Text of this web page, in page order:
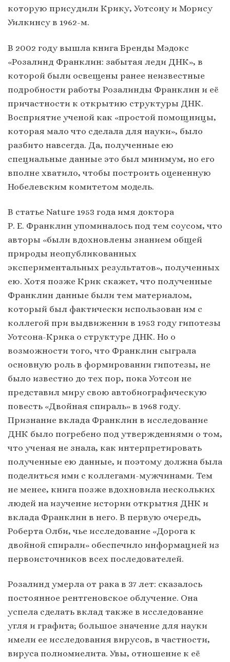
которую присудили Крику, Уотсону и Морису
Уилкинсу в 1962-м.
В 2002 году вышла книга Бренды Мэдокс
«Розалинд Франклин: забытая леди ДНК», в
которой были освещены ранее неизвестные
подробности работы Розалинды Франклин и её
причастности к открытию структуры ДНК.
Восприятие ученой как «простой помощницы,
которая мало что сделала для науки», было
разбито навсегда. Да, полученные ею
специальные данные это был минимум, но его
вполне хватило, чтобы построить оцененную
Нобелевским комитетом модель.
В статье Nature 1953 года имя доктора
Р. Е. Франклин упоминалось под тем соусом, что
авторы «были вдохновлены знанием общей
природы неопубликованных
экспериментальных результатов», полученных
ею. Хотя позже Крик скажет, что полученные
Франклин данные были тем материалом,
который был фактически использован им с
коллегой при выдвижении в 1953 году гипотезы
Уотсона-Крика о структуре ДНК. Но о
возможности того, что Франклин сыграла
основную роль в формировании гипотезы, не
было известно до тех пор, пока Уотсон не
представил миру свою автобиографическую
повесть «Двойная спираль» в 1968 году.
Признание вклада Франклин в исследование
ДНК было погребено под утверждениями о том,
что ученая не знала, как интерпретировать
полученные ею данные, и поэтому должна была
поделиться ими с коллегами-мужчинами. Тем
не менее, книга позже вдохновила нескольких
людей на изучение истории открытия ДНК и
вклада Франклин в него. В первую очередь,
Роберта Олби, чье исследование «Дорога к
двойной спирали» обеспечило информацией из
первоисточников всех последователей.
Розалинд умерла от рака в 37 лет: сказалось
постоянное рентгеновское облучение. Она
успела сделать вклад также в исследование
угля и графита; большое значение для науки
имели ее исследования вирусов, в частности,
вируса полиомиелита. Увы, отношение к её